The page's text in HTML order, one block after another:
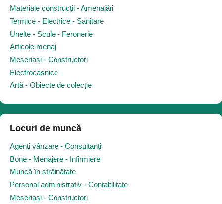
Materiale construcții - Amenajări
Termice - Electrice - Sanitare
Unelte - Scule - Feronerie
Articole menaj
Meseriași - Constructori
Electrocasnice
Artă - Obiecte de colecție
Locuri de muncă
Agenți vânzare - Consultanți
Bone - Menajere - Infirmiere
Muncă în străinătate
Personal administrativ - Contabilitate
Meseriași - Constructori